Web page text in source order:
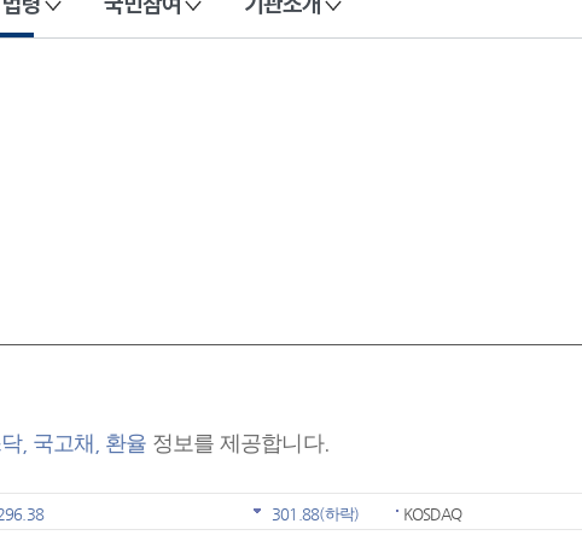
, 국고채, 환율 정보를 제공합니다.
301.88(하락) KOSDAQ